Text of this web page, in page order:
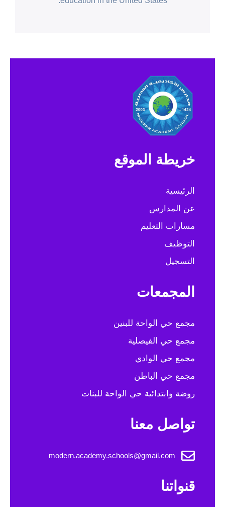
خريطة الموقع
الرئيسية
عن المدارس
مسارات التعليم
التوظيف
التسجيل
المجمعات
مجمع حي الواحة للبنين
مجمع حي الفيصلية
مجمع حي الوادي
مجمع حي الباطن
روضة وابتدائية حي الواحة للبنات
تواصل معنا
modern.academy.schools@gmail.com
قنواتنا